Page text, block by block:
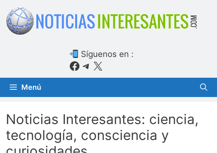
Saltar
contenido
Síguenos en :
Facebook
Telegram
X
Menú
Noticias Interesantes: ciencia,
tecnología, consciencia y